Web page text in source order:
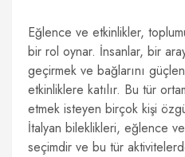
Eğlence ve etkinlikler,
bir rol oynar. İnsanlar, bir
geçirmek ve bağlarını
etkinliklere katılır. Bu tür
etmek isteyen birçok kişi
İtalyan bileklikleri, eğlence
seçimdir ve bu tür